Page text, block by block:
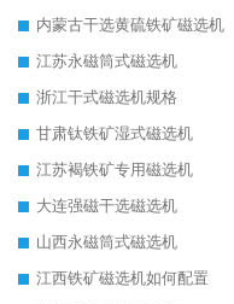
内蒙古干选黄硫铁矿磁选机
江苏永磁筒式磁选机
浙江干式磁选机规格
甘肃钛铁矿湿式磁选机
江苏褐铁矿专用磁选机
大连强磁干选磁选机
山西永磁筒式磁选机
江西铁矿磁选机如何配置